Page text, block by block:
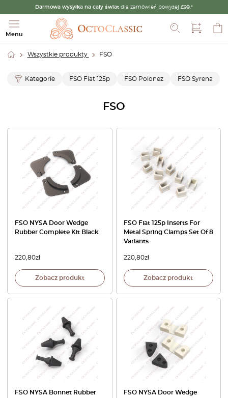
Darmowa wysyłka na cały świat dla zamówień powyżej £99.*
Menu
Szukaj
Wszystkie produkty FSO
Kategorie FSO Fiat 125p FSO Polonez FSO Syrena
FSO
FSO NYSA Door Wedge
Rubber Complete Kit Black
220,80zł
Zobacz produkt
FSO Fiat 125p Inserts For
Metal Spring Clamps Set Of 8
Variants
220,80zł
Zobacz produkt
FSO NYSA Bonnet Rubber
FSO NYSA Door Wedge